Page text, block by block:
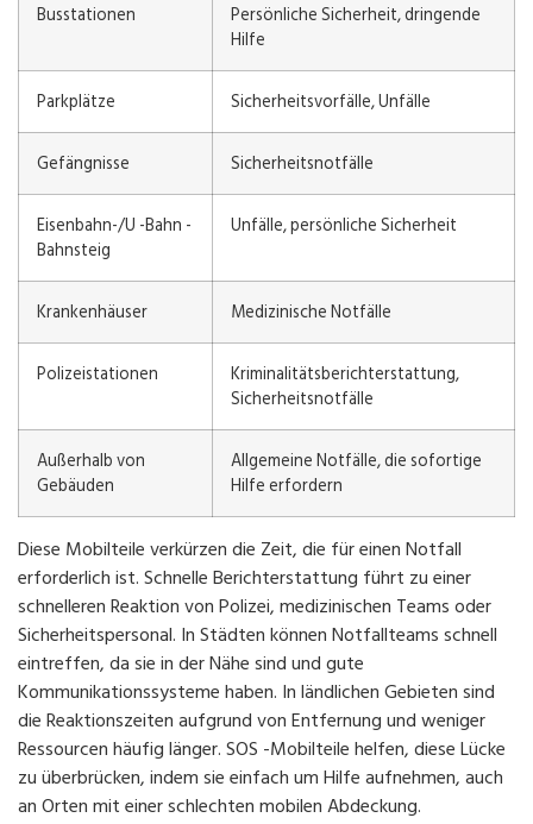
Busstationen
Persönliche Sicherheit, dringende
Hilfe
Parkplätze Sicherheitsvorfälle, Unfälle
Gefängnisse Sicherheitsnotfälle
Eisenbahn-/U -Bahn -
Bahnsteig
Unfälle, persönliche Sicherheit
Krankenhäuser Medizinische Notfälle
Polizeistationen
Kriminalitätsberichterstattung,
Sicherheitsnotfälle
Außerhalb von
Gebäuden
Allgemeine Notfälle, die sofortige
Hilfe erfordern
Diese Mobilteile verkürzen die Zeit, die für einen Notfall
erforderlich ist. Schnelle Berichterstattung führt zu einer
schnelleren Reaktion von Polizei, medizinischen Teams oder
Sicherheitspersonal. In Städten können Notfallteams schnell
eintreffen, da sie in der Nähe sind und gute
Kommunikationssysteme haben. In ländlichen Gebieten sind
die Reaktionszeiten aufgrund von Entfernung und weniger
Ressourcen häufig länger. SOS -Mobilteile helfen, diese Lücke
zu überbrücken, indem sie einfach um Hilfe aufnehmen, auch
an Orten mit einer schlechten mobilen Abdeckung.